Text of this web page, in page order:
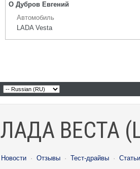
О Дубров Евгений
Автомобиль
LADA Vesta
ЛАДА ВЕСТА
Новости · Отзывы · Тест-драйвы · Статьи